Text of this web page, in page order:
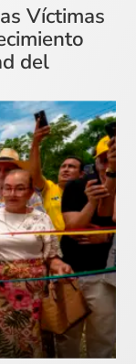
Víctimas
del